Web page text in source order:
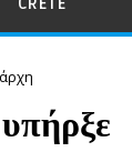
CRETE